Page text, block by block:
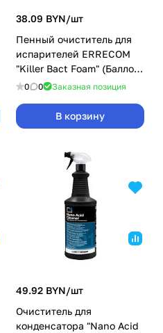
38.09 BYN/шт
Пенный очиститель для
испарителей ERRECOM
"Killer Bact Foam" (Баллон
400ml)
0 0 Заказная позиция
В корзину
49.92 BYN/шт
Очиститель для
конденсатора "Nano Acid